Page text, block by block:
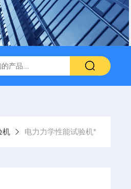
矿用电缆打压设备 超低频耐
机 电力力学性能试验机*